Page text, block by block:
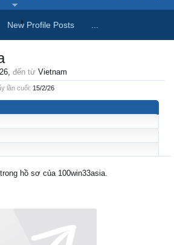
100win33asia
đến từ Vietnam
lần cuối: 15/2/26
hồ sơ của 100win33asia.
New Profile Posts